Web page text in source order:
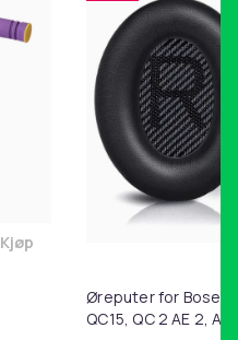
Legg Magetrener, 6-rørs
Kjøp
Øreputer for Bose
QC15, QC 2 AE 2, AE